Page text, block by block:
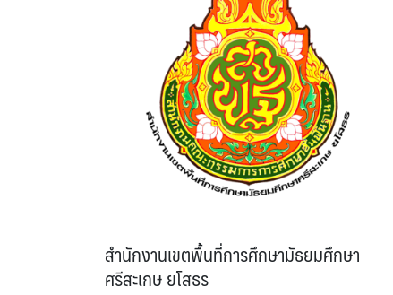
สำนักงานเขตพื้นที่การศึกษามัธยมศึกษา
ศรีสะเกษ ยโสธร